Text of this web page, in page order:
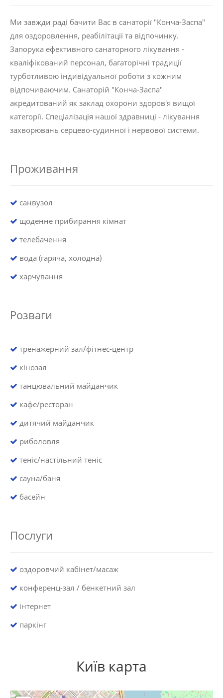
Ми завжди раді бачити Вас в санаторії "Конча-Заспа"
для оздоровлення, реабілітації та відпочинку.
Запорука ефективного санаторного лікування -
кваліфікований персонал, багаторічні традиції
турботливою індивідуальної роботи з кожним
відпочиваючим. Санаторій "Конча-Заспа"
акредитований як заклад охорони здоров'я вищої
категорії. Спеціалізація нашої здравниці - лікування
захворювань серцево-судинної і нервової системи.
Проживання
санвузол
щоденне прибирання кімнат
телебачення
вода (гаряча, холодна)
харчування
Розваги
тренажерний зал/фітнес-центр
кінозал
танцювальний майданчик
кафе/ресторан
дитячий майданчик
риболовля
теніс/настільний теніс
сауна/баня
басейн
Послуги
оздоровчий кабінет/масаж
конференц-зал / бенкетний зал
інтернет
паркінг
Київ карта